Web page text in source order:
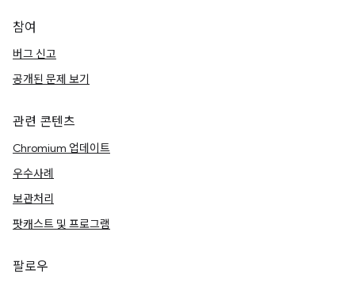
참여
버그 신고
공개된 문제 보기
관련 콘텐츠
Chromium 업데이트
우수사례
보관처리
팟캐스트 및 프로그램
팔로우